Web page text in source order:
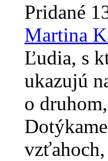
Pridané
Martina
Ľudia, s
ukazujú
o